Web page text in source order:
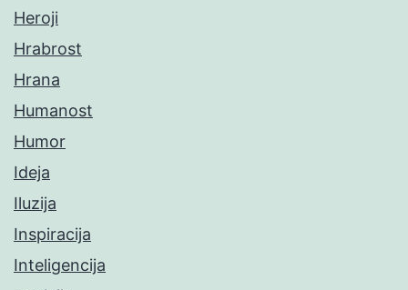
Heroji
Hrabrost
Hrana
Humanost
Humor
Ideja
Iluzija
Inspiracija
Inteligencija